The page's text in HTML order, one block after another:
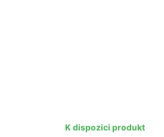
K dispozici produkt